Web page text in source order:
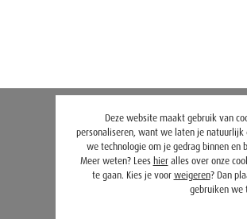
Deze website maakt gebruik van
personaliseren, want we laten je
we technologie om je gedrag binnen en
Meer weten? Lees hieralles over onze
te gaan. Kies je voor weigeren? Dan
gebruiken we